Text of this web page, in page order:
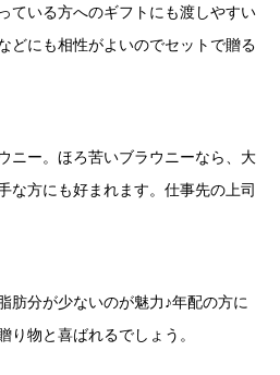
ている方へのギフトにも渡しやすい
どにも相性がよいのでセットで贈る
ニー。ほろ苦いブラウニーなら、大
な方にも好まれます。仕事先の上司
肪分が少ないのが魅力♪年配の方に
り物と喜ばれるでしょう。